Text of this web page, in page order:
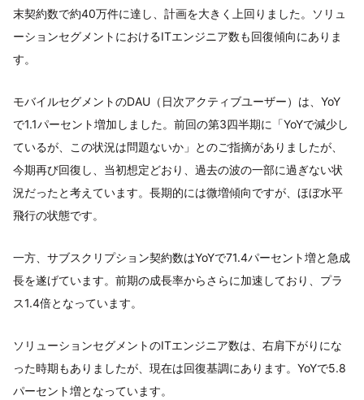
末契約数で約40万件に達し、計画を大きく上回りました。ソリュ
ーションセグメントにおけるITエンジニア数も回復傾向にありま
す。
モバイルセグメントのDAU（日次アクティブユーザー）は、YoY
で1.1パーセント増加しました。前回の第3四半期に「YoYで減少し
ているが、この状況は問題ないか」とのご指摘がありましたが、
今期再び回復し、当初想定どおり、過去の波の一部に過ぎない状
況だったと考えています。長期的には微増傾向ですが、ほぼ水平
飛行の状態です。
一方、サブスクリプション契約数はYoYで71.4パーセント増と急成
長を遂げています。前期の成長率からさらに加速しており、プラ
ス1.4倍となっています。
ソリューションセグメントのITエンジニア数は、右肩下がりにな
った時期もありましたが、現在は回復基調にあります。YoYで5.8
パーセント増となっています。